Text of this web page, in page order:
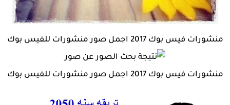
منشورات فيس بوك 2017 اجمل صور منشورات للفيس بوك
منشورات فيس بوك 2017 اجمل صور منشورات للفيس بوك